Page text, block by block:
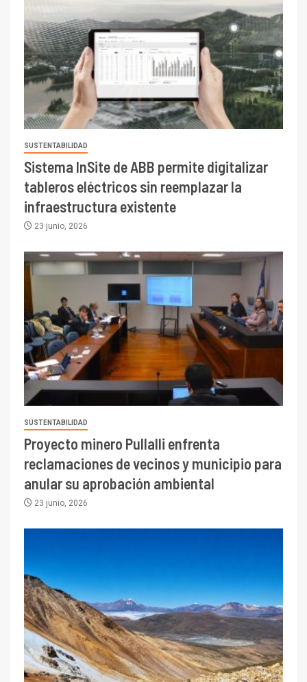
SUSTENTABILIDAD
Sistema InSite de ABB permite digitalizar
tableros eléctricos sin reemplazar la
infraestructura existente
23 junio, 2026
SUSTENTABILIDAD
Proyecto minero Pullalli enfrenta
reclamaciones de vecinos y municipio para
anular su aprobación ambiental
23 junio, 2026
3
PIB minero impacta el
crecimiento regional: Banco
Central reporta resultados
dispares en el primer
trimestre
4 I+D